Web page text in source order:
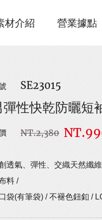
材介紹 營業據點
SE23015
彈性快乾防曬短
NT.2,380
透氣、彈性、交織天然纖
料 /
袋(有筆袋) / 不褪色鈕釦 /